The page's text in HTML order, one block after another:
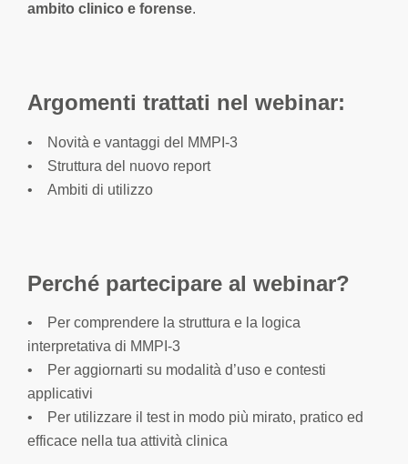
ambito clinico e forense.
Argomenti trattati nel webinar:
• Novità e vantaggi del MMPI-3
• Struttura del nuovo report
• Ambiti di utilizzo
Perché partecipare al webinar?
• Per comprendere la struttura e la logica
interpretativa di MMPI-3
• Per aggiornarti su modalità d’uso e contesti
applicativi
• Per utilizzare il test in modo più mirato, pratico ed
efficace nella tua attività clinica